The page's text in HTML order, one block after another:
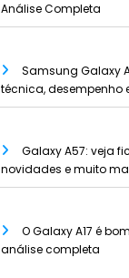
Análise Completa
Samsung Galaxy
técnica, desempenho
Galaxy A57: veja
novidades e muito
O Galaxy A17 é
análise completa